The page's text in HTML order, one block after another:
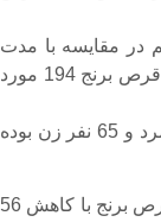
در مقایسه با مدت
مشابه سال گذشته (1392) که میزان مرگ به علت مسمومیت با قرص برنج 194 مورد
از مجموع 152 نفر جان باخته در اثر مصرف قرص برنج، 87 نفر مرد و 65 نفر زن بوده
در آذر امسال جاری نیز تعداد موارد مرگ به علت مسمومیت با قرص برنج با کاهش 56